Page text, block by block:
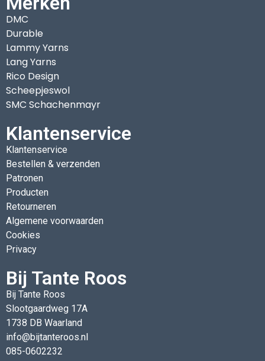
DMC
Durable
Lammy Yarns
Lang Yarns
Rico Design
Scheepjeswol
SMC Schachenmayr
Klantenservice
Klantenservice
Bestellen & verzenden
Patronen
Producten
Retourneren
Algemene voorwaarden
Cookies
Privacy
Bij Tante Roos
Bij Tante Roos
Slootgaardweg 17A
1738 DB Waarland
info@bijtanteroos.nl
085-0602232